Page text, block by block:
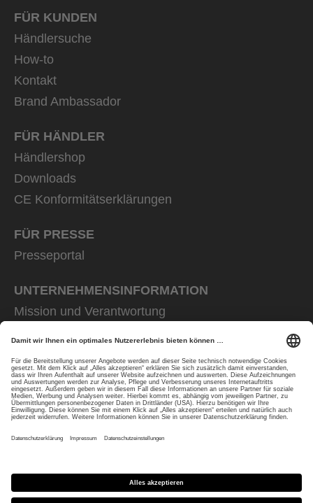
FÜR KUNDEN
Händlersuche
How-to
Kontakt
Brand Ambassador
FÜR HÄNDLER
Händlershop
Downloads
CE Konformitätserklärungen
FÜR PRESSE
Presseportal
UNTERNEHMENS­INFORMATION
Mission und Verantwortung
Rainer Winter Stiftung
Karriere
Datenschutz